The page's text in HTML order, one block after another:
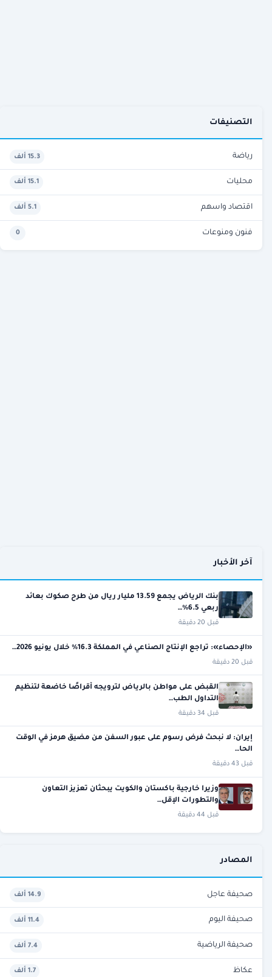
التصنيفات
رياضة 15.3 ألف
محليات 15.1 ألف
اقتصاد واسهم 5.1 ألف
فنون ومنوعات 0
آخر الأخبار
بنك الرياض يجمع 13.59 مليار ريال من طرح صكوك بعائد
ربعي 6.5%…
قبل 20 دقيقة
«الإحصاء»: تراجع الإنتاج الصناعي في المملكة 16.3% خلال يونيو 2026…
قبل 20 دقيقة
القبض على مواطن بالرياض لترويجه أقراصًا خاضعة لتنظيم
التداول الطب…
قبل 34 دقيقة
إيران: لا نبحث فرض رسوم على عبور السفن من مضيق هرمز في الوقت
الحا…
قبل 43 دقيقة
وزيرا خارجية باكستان والكويت يبحثان تعزيز التعاون
والتطورات الإقل…
قبل 44 دقيقة
المصادر
صحيفة عاجل 14.9 ألف
صحيفة اليوم 11.4 ألف
صحيفة الرياضية 7.4 ألف
عكاظ 1.7 ألف